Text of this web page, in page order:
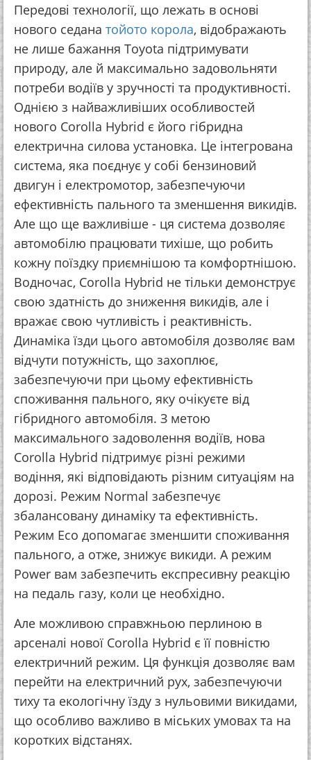
Передові технології, що лежать в основі
нового седана тойото корола, відображають
не лише бажання Toyota підтримувати
природу, але й максимально задовольняти
потреби водіїв у зручності та продуктивності.
Однією з найважливіших особливостей
нового Corolla Hybrid є його гібридна
електрична силова установка. Це інтегрована
система, яка поєднує у собі бензиновий
двигун і електромотор, забезпечуючи
ефективність пального та зменшення викидів.
Але що ще важливіше - ця система дозволяє
автомобілю працювати тихіше, що робить
кожну поїздку приємнішою та комфортнішою.
Водночас, Corolla Hybrid не тільки демонструє
свою здатність до зниження викидів, але і
вражає свою чутливість і реактивність.
Динаміка їзди цього автомобіля дозволяє вам
відчути потужність, що захоплює,
забезпечуючи при цьому ефективність
споживання пального, яку очікуєте від
гібридного автомобіля. З метою
максимального задоволення водіїв, нова
Corolla Hybrid підтримує різні режими
водіння, які відповідають різним ситуаціям на
дорозі. Режим Normal забезпечує
збалансовану динаміку та ефективність.
Режим Eco допомагає зменшити споживання
пального, а отже, знижує викиди. А режим
Power вам забезпечить експресивну реакцію
на педаль газу, коли це необхідно.
Але можливою справжньою перлиною в
арсеналі нової Corolla Hybrid є її повністю
електричний режим. Ця функція дозволяє вам
перейти на електричний рух, забезпечуючи
тиху та екологічну їзду з нульовими викидами,
що особливо важливо в міських умовах та на
коротких відстанях.